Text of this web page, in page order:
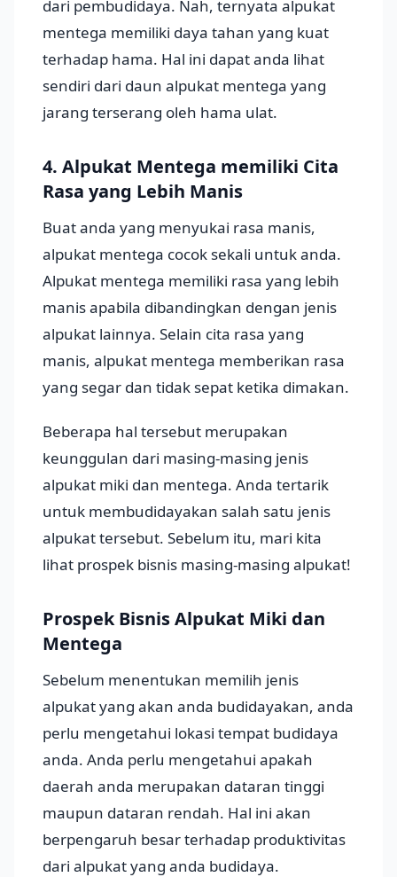
dari pembudidaya. Nah, ternyata alpukat
mentega memiliki daya tahan yang kuat
terhadap hama. Hal ini dapat anda lihat
sendiri dari daun alpukat mentega yang
jarang terserang oleh hama ulat.
4. Alpukat Mentega memiliki Cita
Rasa yang Lebih Manis
Buat anda yang menyukai rasa manis,
alpukat mentega cocok sekali untuk anda.
Alpukat mentega memiliki rasa yang lebih
manis apabila dibandingkan dengan jenis
alpukat lainnya. Selain cita rasa yang
manis, alpukat mentega memberikan rasa
yang segar dan tidak sepat ketika dimakan.
Beberapa hal tersebut merupakan
keunggulan dari masing-masing jenis
alpukat miki dan mentega. Anda tertarik
untuk membudidayakan salah satu jenis
alpukat tersebut. Sebelum itu, mari kita
lihat prospek bisnis masing-masing alpukat!
Prospek Bisnis Alpukat Miki dan
Mentega
Sebelum menentukan memilih jenis
alpukat yang akan anda budidayakan, anda
perlu mengetahui lokasi tempat budidaya
anda. Anda perlu mengetahui apakah
daerah anda merupakan dataran tinggi
maupun dataran rendah. Hal ini akan
berpengaruh besar terhadap produktivitas
dari alpukat yang anda budidaya.